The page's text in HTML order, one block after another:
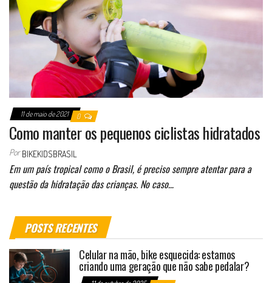
11 de maio de 2021 0
Como manter os pequenos ciclistas hidratados
Por BIKEKIDSBRASIL
Em um país tropical como o Brasil, é preciso sempre atentar para a
questão da hidratação das crianças. No caso…
POSTS RECENTES
Celular na mão, bike esquecida: estamos
criando uma geração que não sabe pedalar?